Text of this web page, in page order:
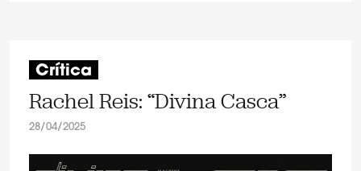
Crítica
Rachel Reis: “Divina Casca”
28/04/2025